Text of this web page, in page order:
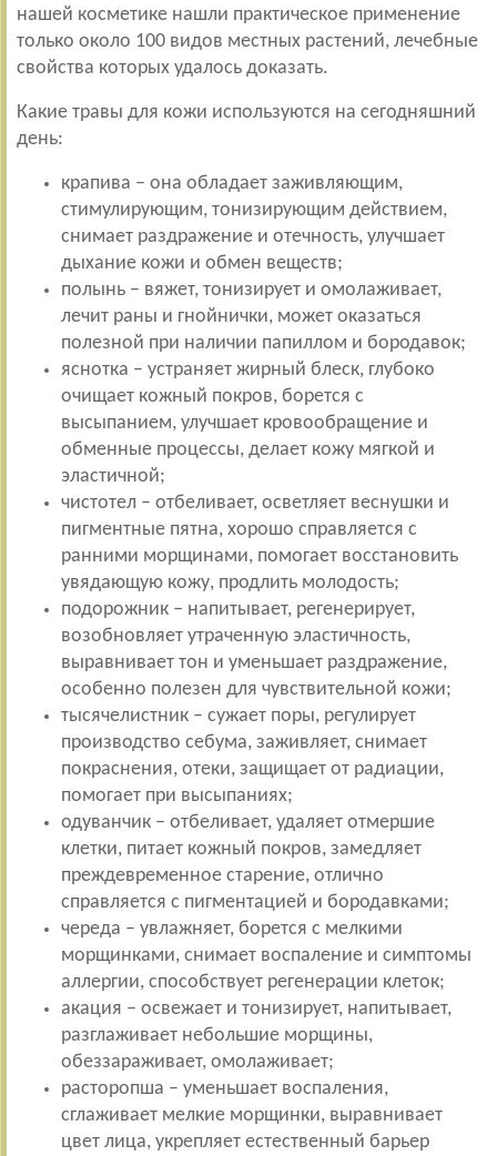
нашей косметике нашли практическое применение
только около 100 видов местных растений, лечебные
свойства которых удалось доказать.
Какие травы для кожи используются на сегодняшний
день:
крапива – она обладает заживляющим,
стимулирующим, тонизирующим действием,
снимает раздражение и отечность, улучшает
дыхание кожи и обмен веществ;
полынь – вяжет, тонизирует и омолаживает,
лечит раны и гнойнички, может оказаться
полезной при наличии папиллом и бородавок;
яснотка – устраняет жирный блеск, глубоко
очищает кожный покров, борется с
высыпанием, улучшает кровообращение и
обменные процессы, делает кожу мягкой и
эластичной;
чистотел – отбеливает, осветляет веснушки и
пигментные пятна, хорошо справляется с
ранними морщинами, помогает восстановить
увядающую кожу, продлить молодость;
подорожник – напитывает, регенерирует,
возобновляет утраченную эластичность,
выравнивает тон и уменьшает раздражение,
особенно полезен для чувствительной кожи;
тысячелистник – сужает поры, регулирует
производство себума, заживляет, снимает
покраснения, отеки, защищает от радиации,
помогает при высыпаниях;
одуванчик – отбеливает, удаляет отмершие
клетки, питает кожный покров, замедляет
преждевременное старение, отлично
справляется с пигментацией и бородавками;
череда – увлажняет, борется с мелкими
морщинками, снимает воспаление и симптомы
аллергии, способствует регенерации клеток;
акация – освежает и тонизирует, напитывает,
разглаживает небольшие морщины,
обеззараживает, омолаживает;
расторопша – уменьшает воспаления,
сглаживает мелкие морщинки, выравнивает
цвет лица, укрепляет естественный барьер